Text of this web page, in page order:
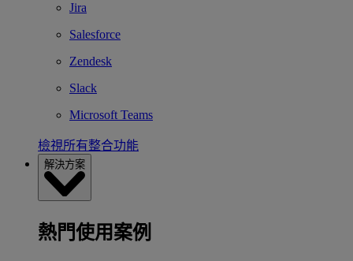
Jira
Salesforce
Zendesk
Slack
Microsoft Teams
檢視所有整合功能
解決方案
熱門使用案例